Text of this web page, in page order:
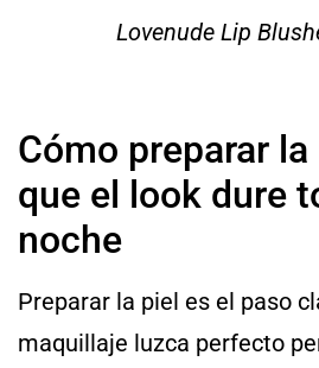
Lovenude Lip
Cómo preparar
que el look dure
noche
Preparar la piel es el paso
maquillaje luzca perfecto